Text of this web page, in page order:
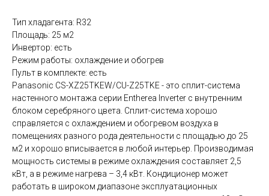
Тип хладагента: R32
Площадь: 25 м2
Инвертор: есть
Режим работы: охлаждение и обогрев
Пульт в комплекте: есть
Panasonic CS-XZ25TKEW/CU-Z25TKE - это сплит-система
настенного монтажа серии Entherea Inverter с внутренним
блоком серебряного цвета. Сплит-система хорошо
справляется с охлаждением и обогревом воздуха в
помещениях разного рода деятельности с площадью до 25
м2 и хорошо вписывается в любой интерьер. Производимая
мощность системы в режиме охлаждения составляет 2,5
кВт, а в режиме нагрева – 3,4 кВт. Кондиционер может
работать в широком диапазоне эксплуатационных